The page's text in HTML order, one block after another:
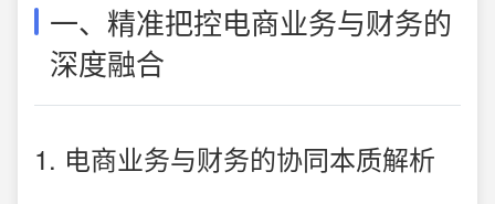
一、精准把控电商业务与财务的
深度融合
1. 电商业务与财务的协同本质解析